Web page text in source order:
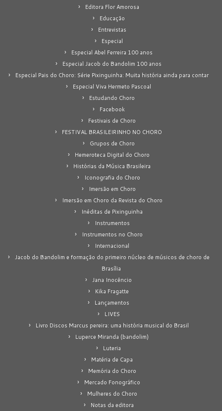
Editora Flor Amorosa
Educação
Entrevistas
Especial
Especial Abel Ferreira 100 anos
Especial Jacob do Bandolim 100 anos
Especial Pais do Choro: Série Pixinguinha: Muita história ainda para contar
Especial Viva Hermeto Pascoal
Estudando Choro
Facebook
Festivais de Choro
FESTIVAL BRASILEIRINHO NO CHORO
Grupos de Choro
Hemeroteca Digital do Choro
Histórias da Música Brasileira
Iconografia do Choro
Imersão em Choro
Imersão em Choro da Revista do Choro
Inéditas de Pixinguinha
Instrumentos
Instrumentos no Choro
Internacional
Jacob do Bandolim e formação do primeiro núcleo de músicos de choro de
Brasília
Jana Inocêncio
Kika Fragatte
Lançamentos
LIVES
Livro Discos Marcus pereira: uma história musical do Brasil
Luperce Miranda (bandolim)
Luteria
Matéria de Capa
Memória do Choro
Mercado Fonográfico
Mulheres do Choro
Notas da editora